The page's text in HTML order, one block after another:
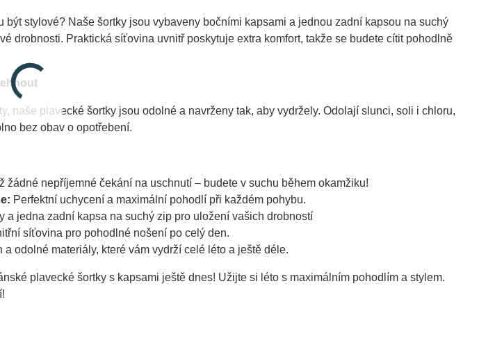
být stylové? Naše šortky jsou vybaveny bočními kapsami a jednou zadní kapsou na suchý
drobnosti. Praktická síťovina uvnitř poskytuje extra komfort, takže se budete cítit pohodlně
naše plavecké šortky jsou odolné a navrženy tak, aby vydržely. Odolají slunci, soli i chloru,
bez obav o opotřebení.
žádné nepříjemné čekání na uschnutí – budete v suchu během okamžiku!
Perfektní uchycení a maximální pohodlí při každém pohybu.
a jedna zadní kapsa na suchý zip pro uložení vašich drobností
síťovina pro pohodlné nošení po celý den.
a odolné materiály, které vám vydrží celé léto a ještě déle.
plavecké šortky s kapsami ještě dnes! Užijte si léto s maximálním pohodlím a stylem.